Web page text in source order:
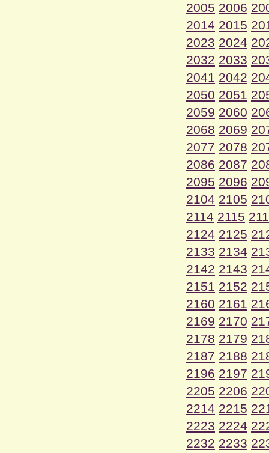
2005 2006
2014 2015
2023 2024
2032 2033
2041 2042
2050 2051
2059 2060
2068 2069
2077 2078
2086 2087
2095 2096
2104 2105
2114 2115
2124 2125
2133 2134
2142 2143
2151 2152
2160 2161
2169 2170
2178 2179
2187 2188
2196 2197
2205 2206
2214 2215
2223 2224
2232 2233